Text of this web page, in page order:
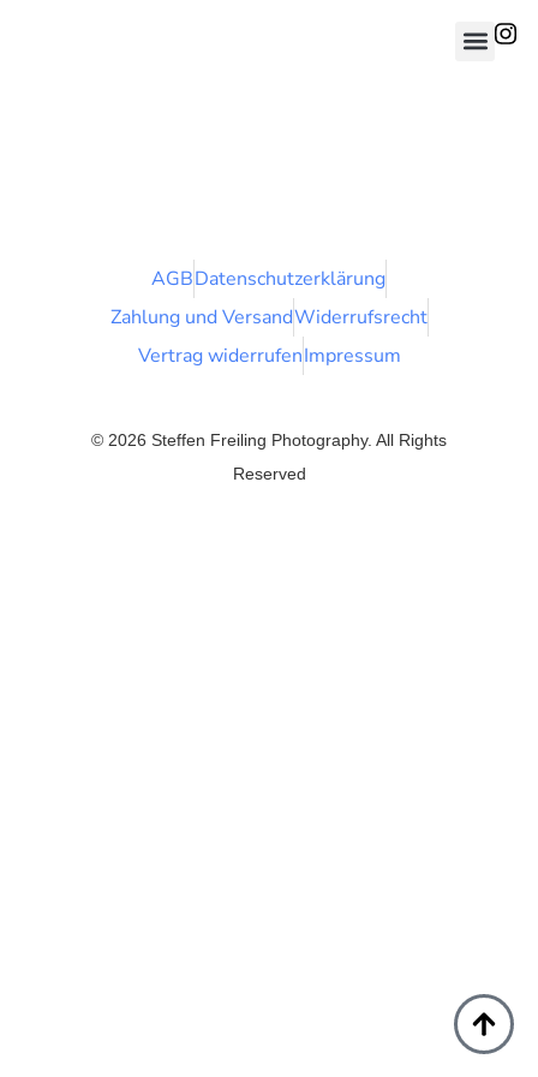
AGBDatenschutzerklärung
Zahlung und VersandWiderrufsrecht
Vertrag widerrufenImpressum
© 2026 Steffen Freiling Photography. All Rights
Reserved